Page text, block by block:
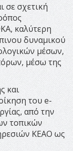
σε σχετική
καλύτερη
δυναμικού
μέσων,
μέσω της
και
του e-
από την
τοπικών
ΚΕΑΟ ως